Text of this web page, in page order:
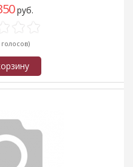
руб.
голосов)